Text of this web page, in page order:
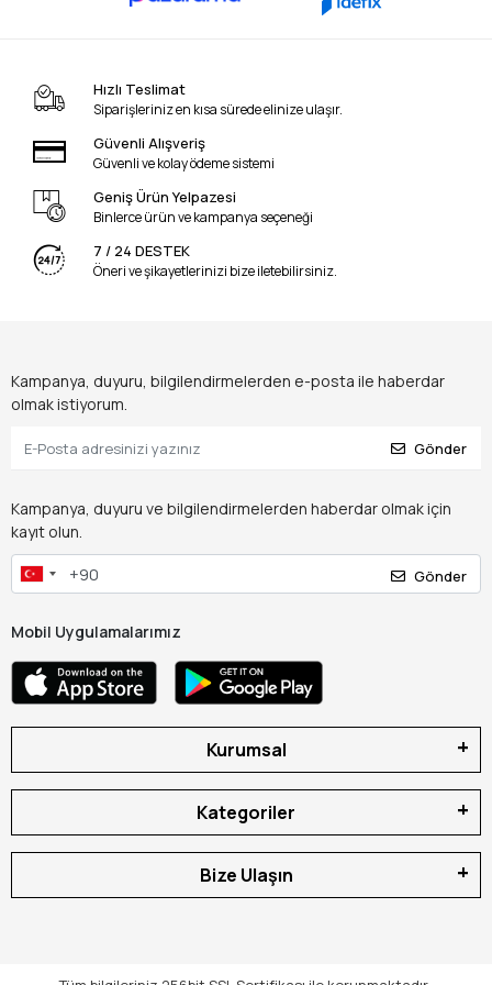
Hızlı Teslimat
Siparişleriniz en kısa sürede elinize ulaşır.
Güvenli Alışveriş
Güvenli ve kolay ödeme sistemi
Geniş Ürün Yelpazesi
Binlerce ürün ve kampanya seçeneği
7 / 24 DESTEK
Öneri ve şikayetlerinizi bize iletebilirsiniz.
Kampanya, duyuru, bilgilendirmelerden e-posta ile haberdar
olmak istiyorum.
Gönder
Kampanya, duyuru ve bilgilendirmelerden haberdar olmak için
kayıt olun.
Gönder
Mobil Uygulamalarımız
Kurumsal
Kategoriler
Bize Ulaşın